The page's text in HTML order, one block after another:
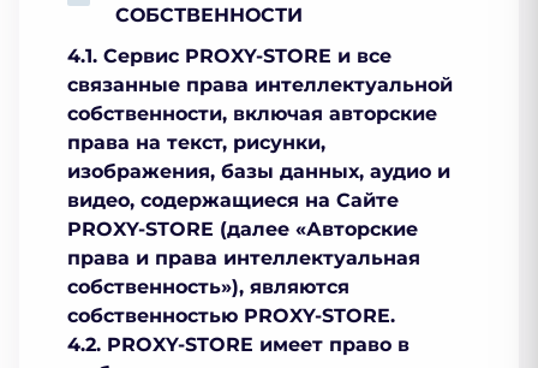
СОБСТВЕННОСТИ
4.1. Сервис PROXY-STORE и все
связанные права интеллектуальной
собственности, включая авторские
права на текст, рисунки,
изображения, базы данных, аудио и
видео, содержащиеся на Сайте
PROXY-STORE (далее «Авторские
права и права интеллектуальная
собственность»), являются
собственностью PROXY-STORE.
4.2. PROXY-STORE имеет право в